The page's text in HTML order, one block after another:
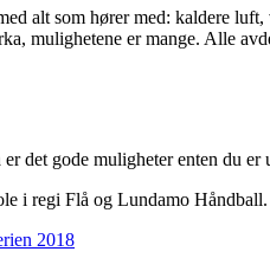
alt som hører med: kaldere
mulighetene er mange. Alle
det gode muligheter enten du
i regi Flå og Lundamo Håndball.
2018